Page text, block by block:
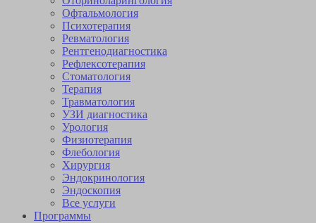
Офтальмология
Психотерапия
Ревматология
Рентгенодиагностика
Рефлексотерапия
Стоматология
Терапия
Травматология
УЗИ диагностика
Урология
Физиотерапия
Флебология
Хирургия
Эндокринология
Эндоскопия
Все услуги
Программы